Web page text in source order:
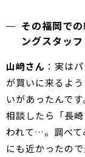
その福岡で
ングスタッフ
山﨑さん ：実は
が買いに来るよ
いがあったんで
相談したら「長
われて…。調べて
にも近かったの